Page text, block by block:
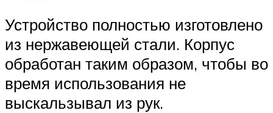
Устройство полностью изготовлено
из нержавеющей стали. Корпус
обработан таким образом, чтобы во
время использования не
выскальзывал из рук.